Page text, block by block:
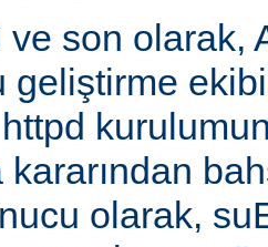
ve son olarak,
geliştirme
httpd
olarak,